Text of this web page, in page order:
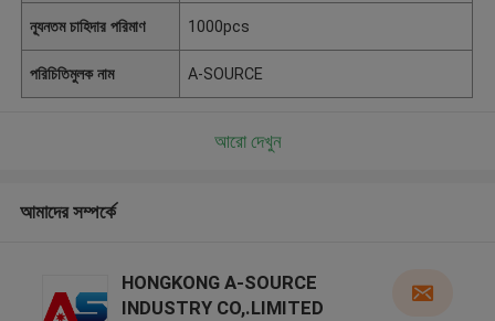
ন্যূনতম চাহিদার পরিমাণ 1000pcs
পরিচিতিমুলক নাম A-SOURCE
আরো দেখুন
আমাদের সম্পর্কে
HONGKONG A-SOURCE
INDUSTRY CO,.LIMITED